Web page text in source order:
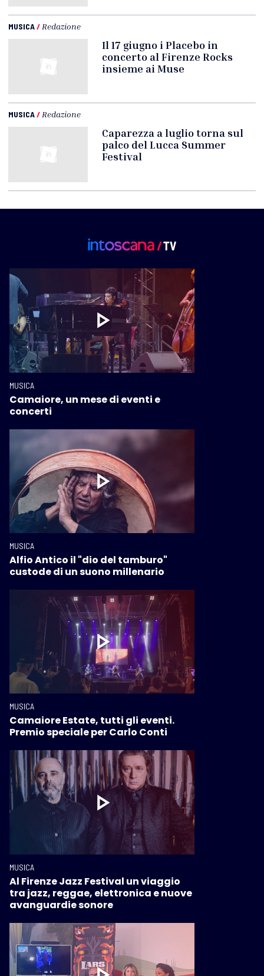
MUSICA/ Redazione
Il 17 giugno i Placebo in
concerto al Firenze Rocks
insieme ai Muse
MUSICA/ Redazione
Caparezza a luglio torna sul
palco del Lucca Summer
Festival
MUSICA
Camaiore, un mese di eventi e
concerti
MUSICA
Alfio Antico il "dio del tamburo"
custode di un suono millenario
MUSICA
Camaiore Estate, tutti gli eventi.
Premio speciale per Carlo Conti
MUSICA
Al Firenze Jazz Festival un viaggio
tra jazz, reggae, elettronica e nuove
avanguardie sonore